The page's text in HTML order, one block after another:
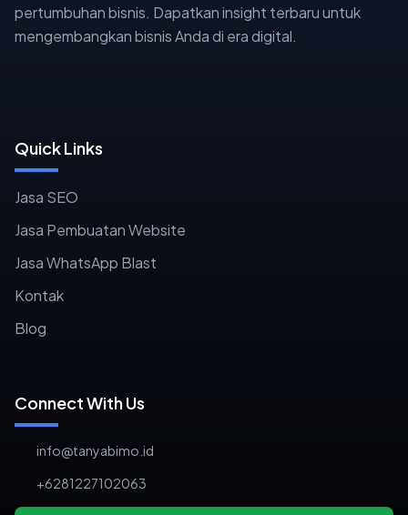
pertumbuhan bisnis. Dapatkan insight terbaru untuk
mengembangkan bisnis Anda di era digital.
Quick Links
Jasa SEO
Jasa Pembuatan Website
Jasa WhatsApp Blast
Kontak
Blog
Connect With Us
info@tanyabimo.id
+6281227102063